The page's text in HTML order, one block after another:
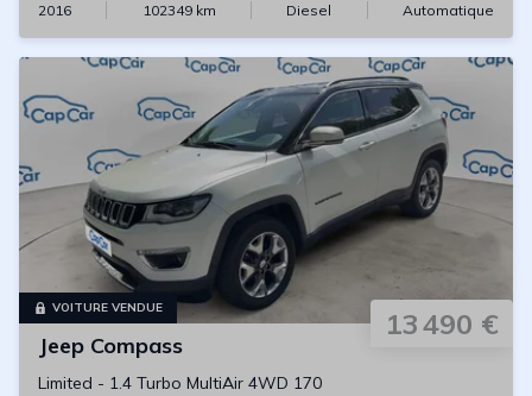
2016 102349km Diesel Automatique
VOITURE VENDUE 13 490 €
Jeep Compass
Limited - 1.4 Turbo MultiAir 4WD 170